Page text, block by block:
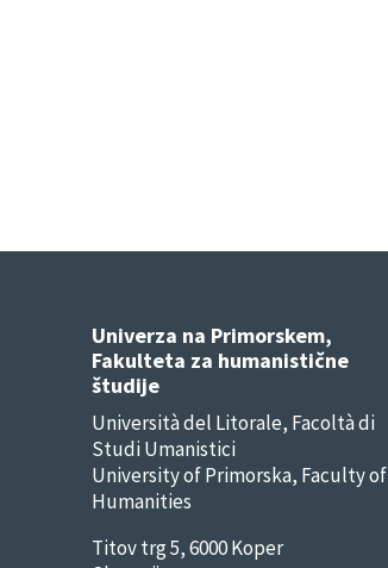
Univerza na Primorskem,
Fakulteta za humanistične
študije
Università del Litorale, Facoltà di
Studi Umanistici
University of Primorska, Faculty of
Humanities
Titov trg 5, 6000 Koper